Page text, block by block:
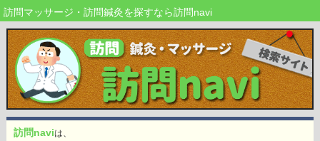
訪問マッサージ・訪問鍼灸を探すなら訪問navi
訪問naviは、